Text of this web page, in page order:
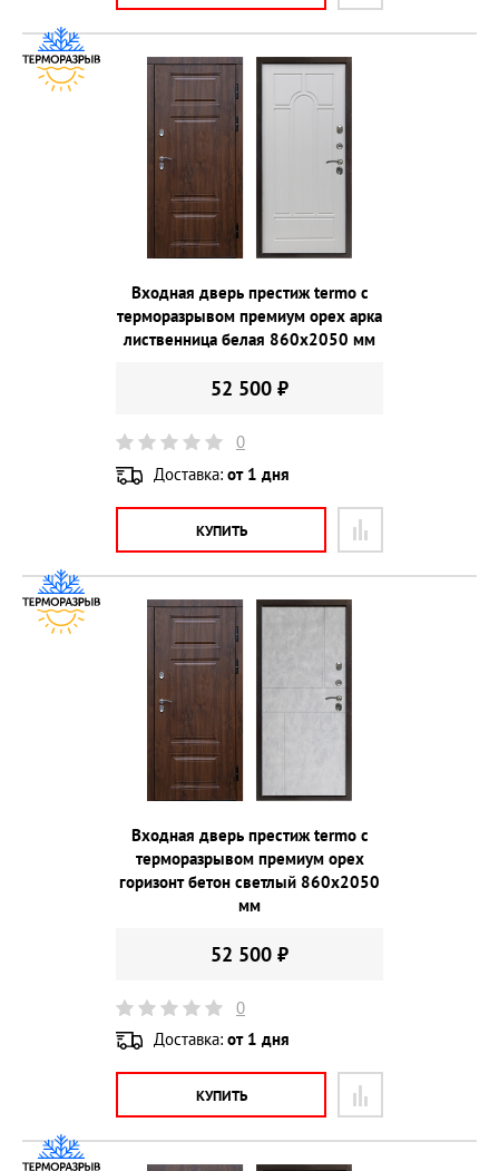
Входная дверь престиж termo с
терморазрывом премиум орех арка
лиственница белая 860х2050 мм
52 500 ₽
0
Доставка: от 1 дня
КУПИТЬ
Входная дверь престиж termo с
терморазрывом премиум орех
горизонт бетон светлый 860х2050
мм
52 500 ₽
0
Доставка: от 1 дня
КУПИТЬ